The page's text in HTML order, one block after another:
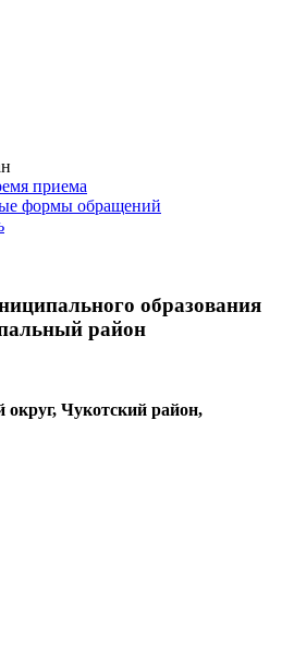
приема
формы обращений
образования
район
Чукотский район,